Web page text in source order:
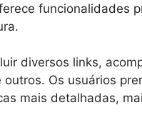
funcionalidades
diversos links,
Os usuários
mais detalhadas,